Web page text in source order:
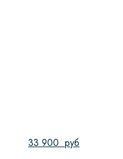
33 900 руб